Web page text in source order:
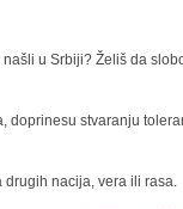
u Srbiji? Želiš da
doprinesu stvaranju
nacija, vera ili rasa.